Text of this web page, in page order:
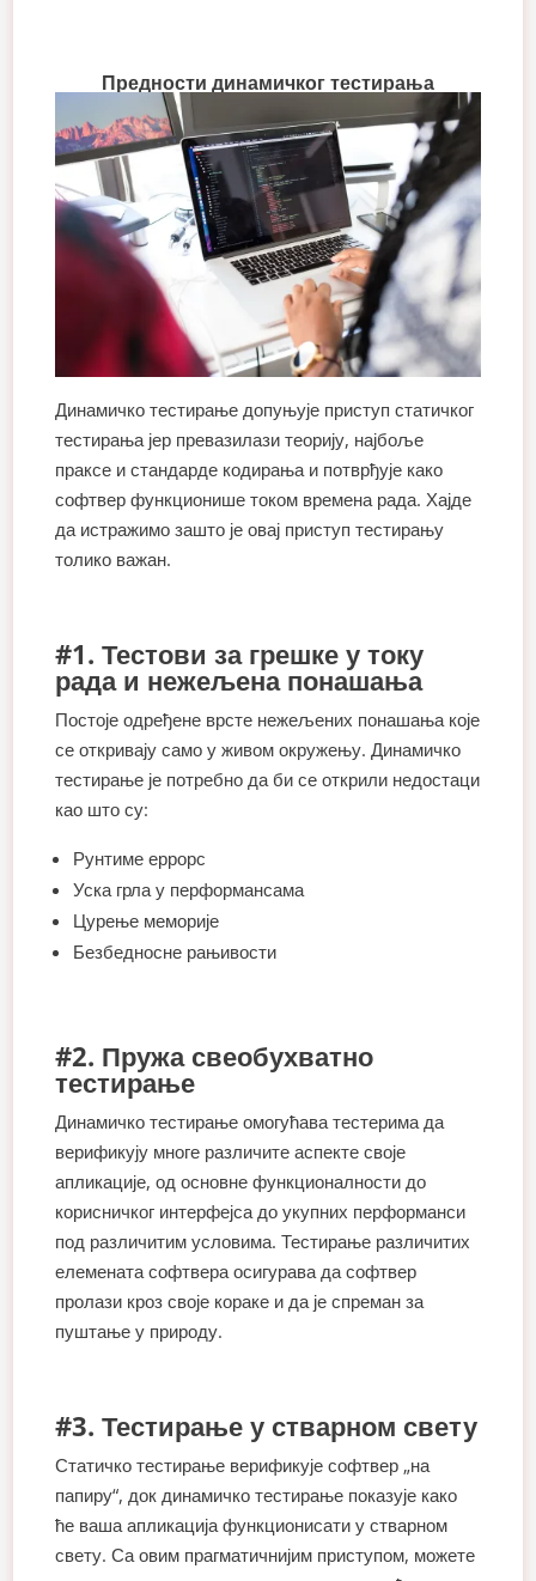
Предности динамичког тестирања
Динамичко тестирање допуњује приступ статичког
тестирања јер превазилази теорију, најбоље
праксе и стандарде кодирања и потврђује како
софтвер функционише током времена рада. Хајде
да истражимо зашто је овај приступ тестирању
толико важан.
#1. Тестови за грешке у току
рада и нежељена понашања
Постоје одређене врсте нежељених понашања које
се откривају само у живом окружењу. Динамичко
тестирање је потребно да би се открили недостаци
као што су:
Рунтиме еррорс
Уска грла у перформансама
Цурење меморије
Безбедносне рањивости
#2. Пружа свеобухватно
тестирање
Динамичко тестирање омогућава тестерима да
верификују многе различите аспекте своје
апликације, од основне функционалности до
корисничког интерфејса до укупних перформанси
под различитим условима. Тестирање различитих
елемената софтвера осигурава да софтвер
пролази кроз своје кораке и да је спреман за
пуштање у природу.
#3. Тестирање у стварном свету
Статичко тестирање верификује софтвер „на
папиру“, док динамичко тестирање показује како
ће ваша апликација функционисати у стварном
свету. Са овим прагматичнијим приступом, можете